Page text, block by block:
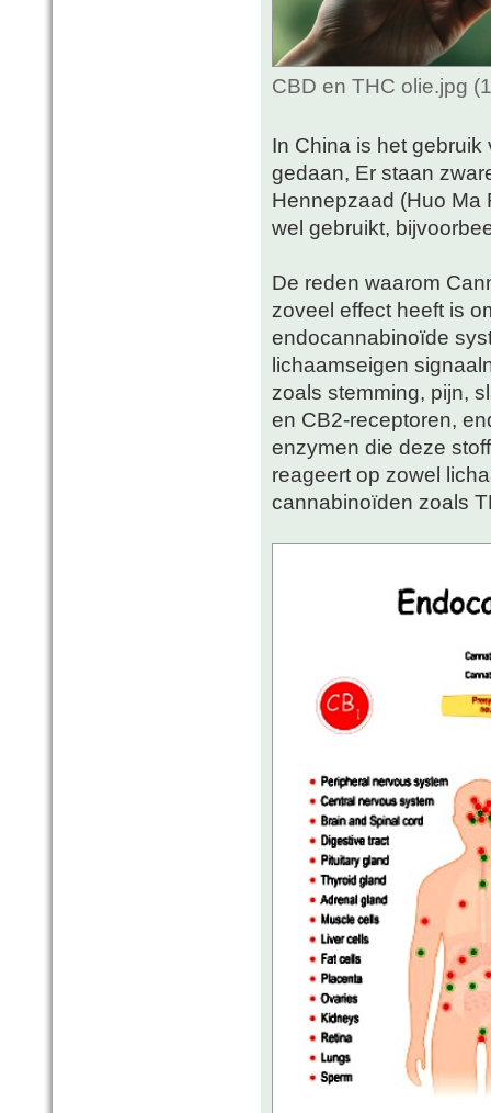
CBD en THC olie.jpg
In China is het
gedaan, Er staan
Hennepzaad (Huo Ma
wel gebruikt,
De reden waarom
zoveel effect heeft is
endocannabinoïde
lichaamseigen
zoals stemming, pijn,
en CB2-receptoren,
enzymen die deze
reageert op zowel
cannabinoïden zoals